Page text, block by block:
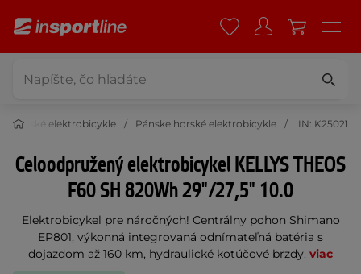
Horské elektrobicykle Pánske horské elektrobicykle IN: K25021
Celoodpružený elektrobicykel KELLYS THEOS
F60 SH 820Wh 29"/27,5" 10.0
Elektrobicykel pre náročných! Centrálny pohon Shimano
EP801, výkonná integrovaná odnímateľná batéria s
dojazdom až 160 km, hydraulické kotúčové brzdy. viac